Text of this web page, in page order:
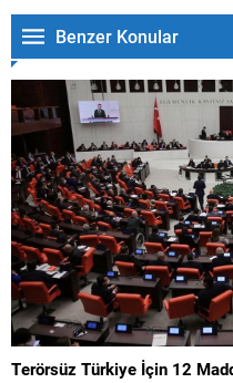
Benzer Konular
Terörsüz Türkiye İçin 12